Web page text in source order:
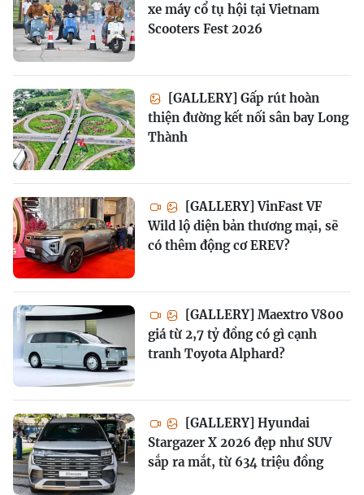
xe máy cổ tụ hội tại Vietnam
Scooters Fest 2026
[GALLERY] Gấp rút hoàn
thiện đường kết nối sân bay Long
Thành
[GALLERY] VinFast VF
Wild lộ diện bản thương mại, sẽ
có thêm động cơ EREV?
[GALLERY] Maextro V800
giá từ 2,7 tỷ đồng có gì cạnh
tranh Toyota Alphard?
[GALLERY] Hyundai
Stargazer X 2026 đẹp như SUV
sắp ra mắt, từ 634 triệu đồng